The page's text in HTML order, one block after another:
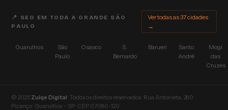
📍 SEO EM TODA A GRANDE SÃO
PAULO
Ver todas as 37 cidades
→
Guarulhos
São
Paulo
Osasco
S.
Bernardo
Barueri
Santo
André
Mogi
das
Cruzes
© 2025 Zuiqe Digital · Todos os direitos reservados · Rua Antonieta, 280 ·
Picanço · Guarulhos – SP · CEP 07080-120